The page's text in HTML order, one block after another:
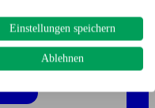
Einstellungen speichern
Ablehnen